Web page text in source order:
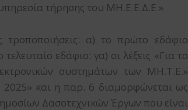
τήρησης του ΜΗ.Ε.Ε.Δ.Ε.»
α) το πρώτο εδάφιο
εδάφιο: γα) οι λέξεις «Για το
συστημάτων των ΜΗ.Τ.Ε.»
2025» και η παρ. 6 διαμορφώνεται ως
Δασοτεχνικών Έργων που είναι